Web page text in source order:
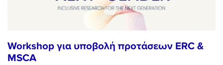
Workshop για υποβολή προτάσεων ERC &
MSCA